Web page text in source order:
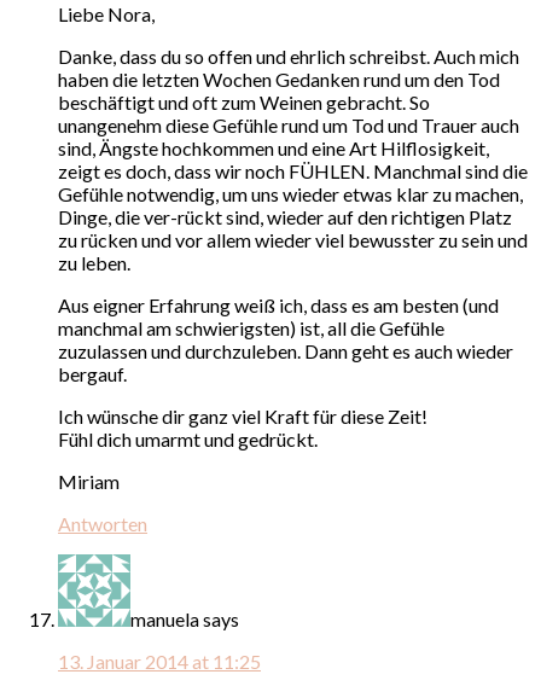
Liebe Nora,
Danke, dass du so offen und ehrlich schreibst. Auch mich
haben die letzten Wochen Gedanken rund um den Tod
beschäftigt und oft zum Weinen gebracht. So
unangenehm diese Gefühle rund um Tod und Trauer auch
sind, Ängste hochkommen und eine Art Hilflosigkeit,
zeigt es doch, dass wir noch FÜHLEN. Manchmal sind die
Gefühle notwendig, um uns wieder etwas klar zu machen,
Dinge, die ver-rückt sind, wieder auf den richtigen Platz
zu rücken und vor allem wieder viel bewusster zu sein und
zu leben.
Aus eigner Erfahrung weiß ich, dass es am besten (und
manchmal am schwierigsten) ist, all die Gefühle
zuzulassen und durchzuleben. Dann geht es auch wieder
bergauf.
Ich wünsche dir ganz viel Kraft für diese Zeit!
Fühl dich umarmt und gedrückt.
Miriam
Antworten
manuelasays
13. Januar 2014 at 11:25